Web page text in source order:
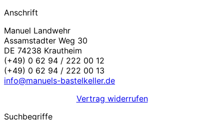
Anschrift
Manuel Landwehr
Assamstadter Weg 30
DE 74238 Krautheim
(+49) 0 62 94 / 222 00 12
(+49) 0 62 94 / 222 00 13
info@manuels-bastelkeller.de
Vertrag widerrufen
Suchbegriffe